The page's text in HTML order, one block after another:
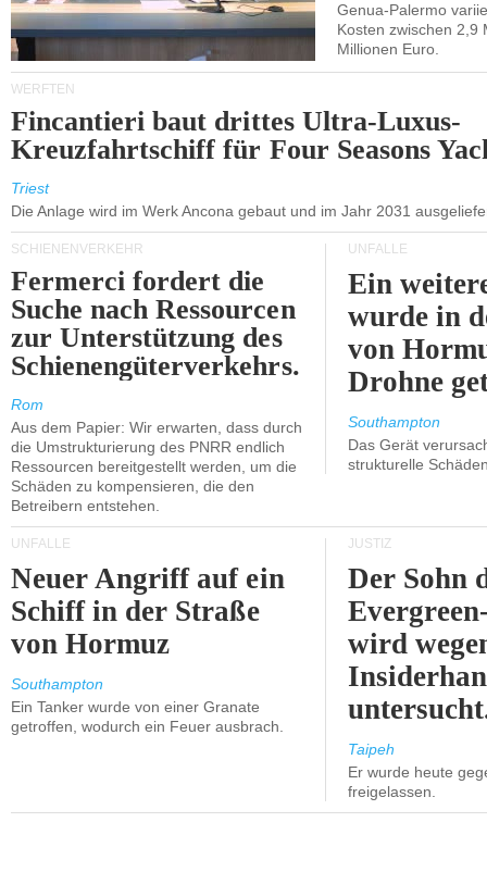
Genua-Palermo
Kosten zwischen 2,9
Millionen Euro.
WERFTEN
Fincantieri baut drittes Ultra-Luxus-
Kreuzfahrtschiff für Four Seasons
Triest
Die Anlage wird im Werk Ancona gebaut und im Jahr 2031
SCHIENENVERKEHR
Fermerci fordert die
Suche nach Ressourcen
zur Unterstützung des
Schienengüterverkehrs.
Rom
Aus dem Papier: Wir erwarten, dass durch
die Umstrukturierung des PNRR endlich
Ressourcen bereitgestellt werden, um die
Schäden zu kompensieren, die den
Betreibern entstehen.
UNFÄLLE
Ein
wurde in
von
Drohne
Southampton
Das Gerät
strukturelle
UNFÄLLE
Neuer Angriff auf ein
Schiff in der Straße
von Hormuz
Southampton
Ein Tanker wurde von einer Granate
getroffen, wodurch ein Feuer ausbrach.
JUSTIZ
Der Sohn
wird
Taipeh
Er wurde heute
freigelassen.